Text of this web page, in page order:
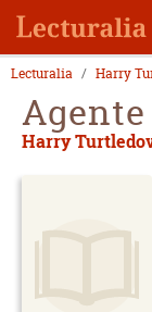
Lecturalia Harry
Harry